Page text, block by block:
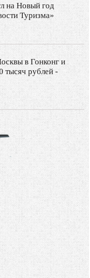
на Новый год
Туризма»
в Гонконг и
тысяч рублей -